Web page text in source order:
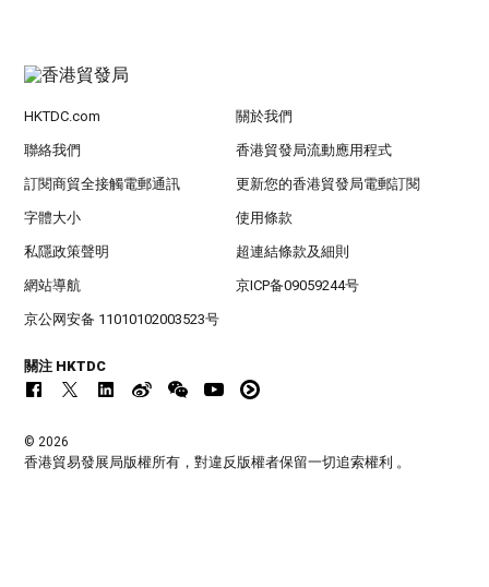
HKTDC.com 關於我們
聯絡我們 香港貿發局流動應用程式
訂閱商貿全接觸電郵通訊 更新您的香港貿發局電郵訂閱
字體大小 使用條款
私隱政策聲明 超連結條款及細則
網站導航 京ICP备09059244号
京公网安备 11010102003523号
關注 HKTDC
© 2026
香港貿易發展局版權所有，對違反版權者保留一切追索權利 。